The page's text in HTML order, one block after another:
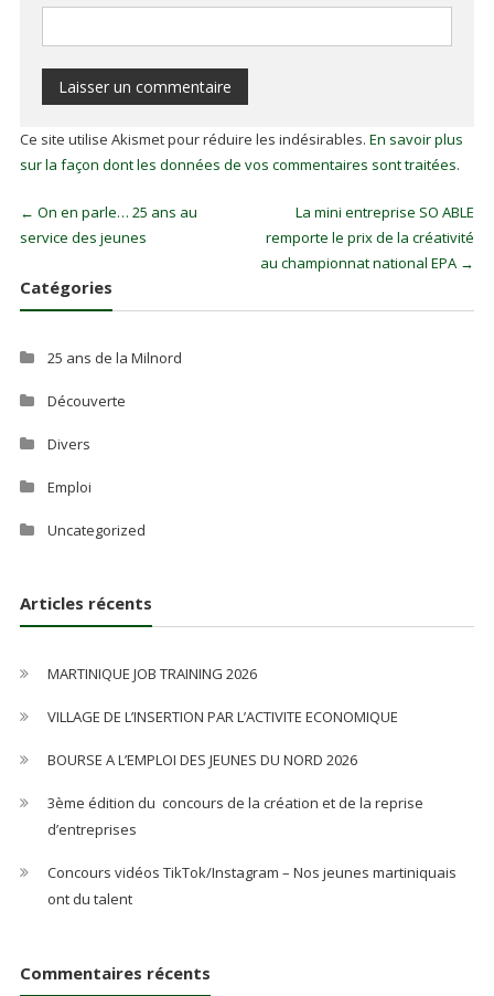
Ce site utilise Akismet pour réduire les indésirables. En savoir plus
sur la façon dont les données de vos commentaires sont traitées.
← On en parle… 25 ans au
service des jeunes
La mini entreprise SO ABLE
remporte le prix de la créativité
au championnat national EPA →
Catégories
25 ans de la Milnord
Découverte
Divers
Emploi
Uncategorized
Articles récents
MARTINIQUE JOB TRAINING 2026
VILLAGE DE L’INSERTION PAR L’ACTIVITE ECONOMIQUE
BOURSE A L’EMPLOI DES JEUNES DU NORD 2026
3ème édition du concours de la création et de la reprise
d’entreprises
Concours vidéos TikTok/Instagram – Nos jeunes martiniquais
ont du talent
Commentaires récents